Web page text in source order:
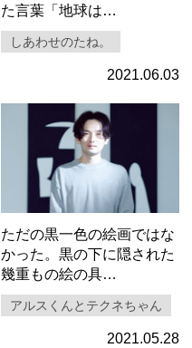
た言葉「地球は…
しあわせのたね。
2021.06.03
ただの黒一色の絵画ではな
かった。黒の下に隠された
幾重もの絵の具…
アルスくんとテクネちゃん
2021.05.28